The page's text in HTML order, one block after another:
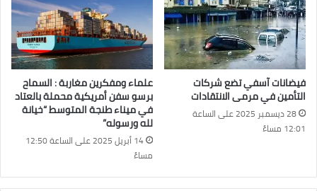
فيضانات آسفي تضع شركات
التأمين في مرمى الانتقادات
28 ديسمبر 2025 على الساعة
12:01 مساءً
علماء ومفكرين مغاربة : السماح
برسو سفن أمريكية محملة بالعتاد
في ميناء طنجة المتوسط “خيانة
لله ورسوله”
14 أبريل 2025 على الساعة 12:50
مساءً